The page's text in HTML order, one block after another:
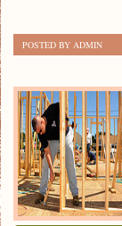
POSTED BY ADMIN